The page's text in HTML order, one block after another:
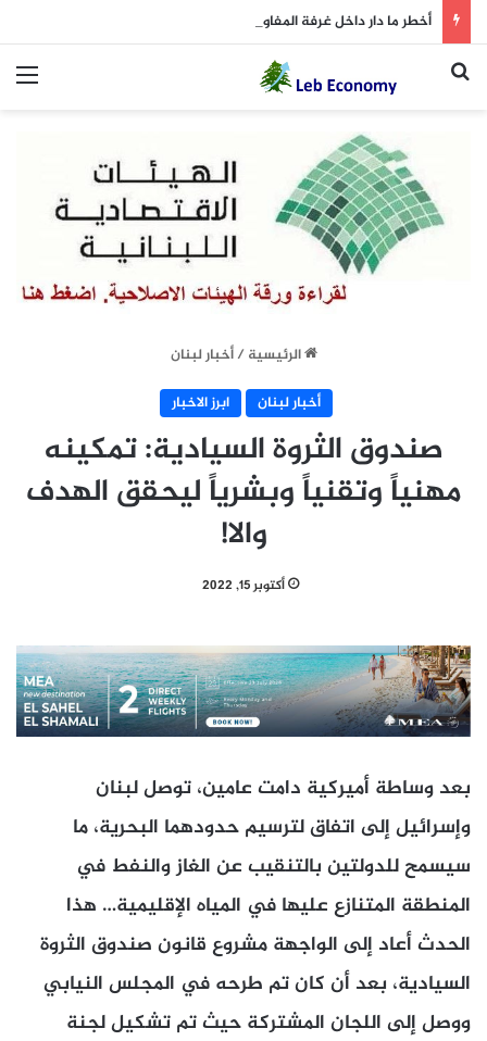
أخطر ما دار داخل غرفة المفاوضات
بحث عن
الرئيسية / أخبار لبنان
أخبار لبنان
ابرز الاخبار
صندوق الثروة السيادية: تمكينه
مهنياً وتقنياً وبشرياً ليحقق الهدف
والا!
أكتوبر 15, 2022
بعد وساطة أميركية دامت عامين، توصل لبنان
وإسرائيل إلى اتفاق لترسيم حدودهما البحرية، ما
سيسمح للدولتين بالتنقيب عن الغاز والنفط في
المنطقة المتنازع عليها في المياه الإقليمية… هذا
الحدث أعاد إلى الواجهة مشروع قانون صندوق الثروة
السيادية، بعد أن كان تم طرحه في المجلس النيابي
ووصل إلى اللجان المشتركة حيث تم تشكيل لجنة